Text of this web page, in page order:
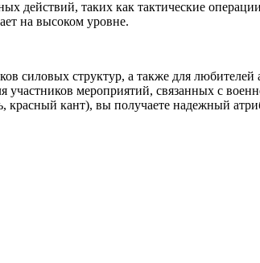
действий, таких как тактические
на высоком уровне.
силовых структур, а также для
участников мероприятий, связанных с
кант), вы получаете надежный